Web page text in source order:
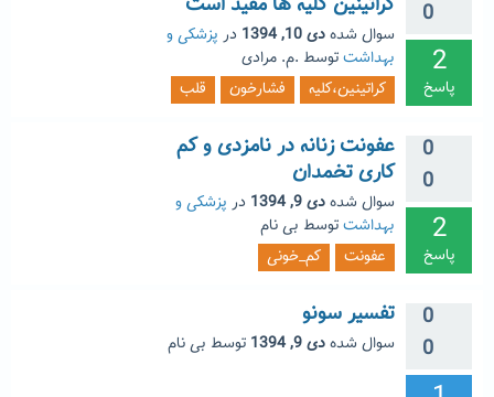
0
2
پاسخ
سوال شدهدی 10, 1394 در پزشکی و
بهداشتتوسط .م. مرادی
کراتینین،کلیه
فشارخون قلب
0
0
2
پاسخ
عفونت زنانه در نامزدی و کم
کاری تخمدان
سوال شدهدی 9, 1394 در پزشکی و
بهداشتتوسط بی نام
عفونت
کم_خونی
0
0
تفسیر سونو
سوال شدهدی 9, 1394 توسط بی نام